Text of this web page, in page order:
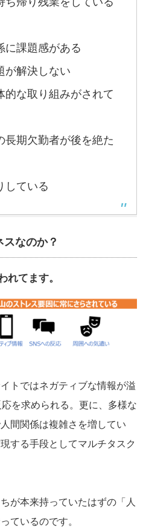
に課題感がある
が解決しない
的な取り組みがされて
長期欠勤者が後を絶た
している
なのか？
れてます。
トではネガティブな情報が溢
を求められる。更に、多様な
間関係は複雑さを増してい
する手段としてマルチタスク
が本来持っていたはずの「人
ているのです。